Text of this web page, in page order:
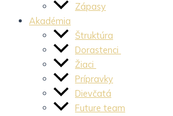
Zápasy
Akadémia
Štruktúra
Dorastenci
Žiaci
Prípravky
Dievčatá
Future team